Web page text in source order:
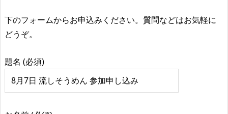
下のフォームからお申込みください。質問などはお気軽に
どうぞ。
題名 (必須)